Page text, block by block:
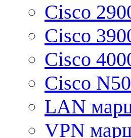
Cisco
Cisco
Cisco
Cisco
LAN
VPN